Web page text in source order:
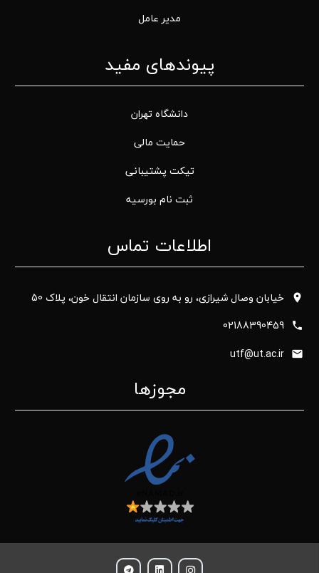
مدیر عامل
پیوندهای مفید
دانشگاه تهران
حمایت مالی
تیکت پشتیبانی
ثبت نام بورسیه
اطلاعات تماس
خیابان وصال شیرازی، رو به روی سازمان انتقال خون، پلاک 50
02188390459
utf@ut.ac.ir
مجوزها